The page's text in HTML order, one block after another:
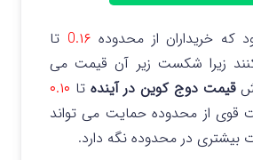
که خریداران از محدوده
تا
زیرا شکست زیر آن قیمت می
قیمت دوج کوین در آینده تا ۰.۱۰
قوی از محدوده حمایت می تواند
بیشتری در محدوده نگه دارد.